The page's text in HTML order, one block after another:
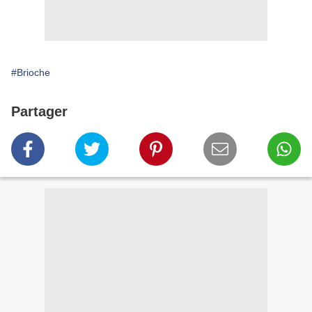
#Brioche
Partager